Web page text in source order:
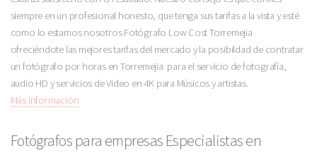
siempre en un profesional honesto, que tenga sus tarifas a la vista y esté
como lo estamos nosotros Fotógrafo Low Cost Torremejia
ofreciéndote las mejores tarifas del mercado y la posibildad de contratar
un fotógrafo por horas en Torremejia para el servicio de fotografía,
audio HD y servicios de Video en 4K para Músicos y artistas.
Más Información
Fotógrafos para empresas Especialistas en